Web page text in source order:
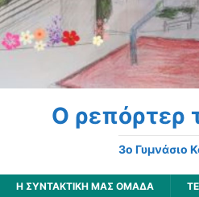
Ο ρεπόρτερ
3o Γυμνάσιο
Η ΣΥΝΤΑΚΤΙΚΗ ΜΑΣ ΟΜΑΔΑ